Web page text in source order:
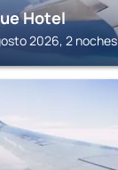
Hotel
2026, 2 noches